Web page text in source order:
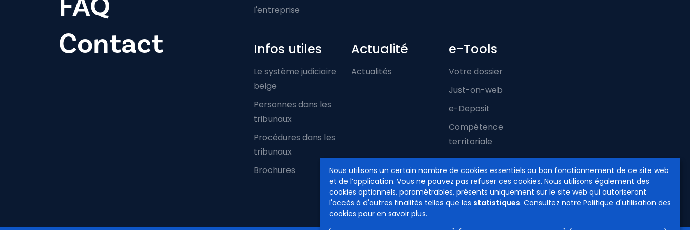
Nous utilisons un certain nombre de cookies essentiels au bon fonctionnement de ce site web
et de l’application. Vous ne pouvez pas refuser ces cookies. Nous utilisons également des
cookies optionnels, paramétrables, présents uniquement sur le site web qui autoriseront
l'accès à d'autres finalités telles que les statistiques. Consultez notre Politique d'utilisation des
cookies pour en savoir plus.
Contact
l'entreprise
Infos utiles
Le système judiciaire
belge
Personnes dans les
tribunaux
Procédures dans les
tribunaux
Brochures
Actualité
Actualités
e-Tools
Votre dossier
Just-on-web
e-Deposit
Compétence
territoriale